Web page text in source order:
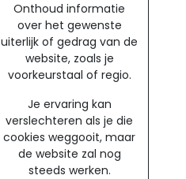
Onthoud informatie
over het gewenste
uiterlijk of gedrag van de
website, zoals je
voorkeurstaal of regio.
Je ervaring kan
verslechteren als je die
cookies weggooit, maar
de website zal nog
steeds werken.